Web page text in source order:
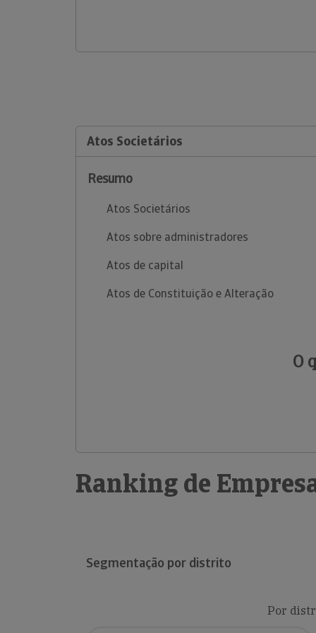
Atos Societários
Resumo
Atos Societários
Atos sobre administradores
Atos de capital
Atos de Constituição e Alteração
O
Ranking de
Segmentação por distrito
Por